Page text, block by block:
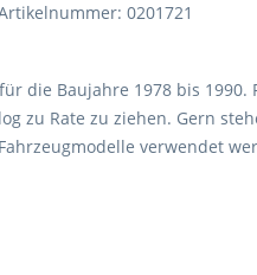
0201721
die Baujahre 1978 bis
zu Rate zu ziehen. Gern
verwendet